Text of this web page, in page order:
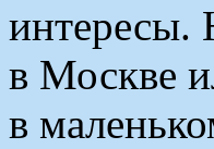
интересы.
в Москве
в